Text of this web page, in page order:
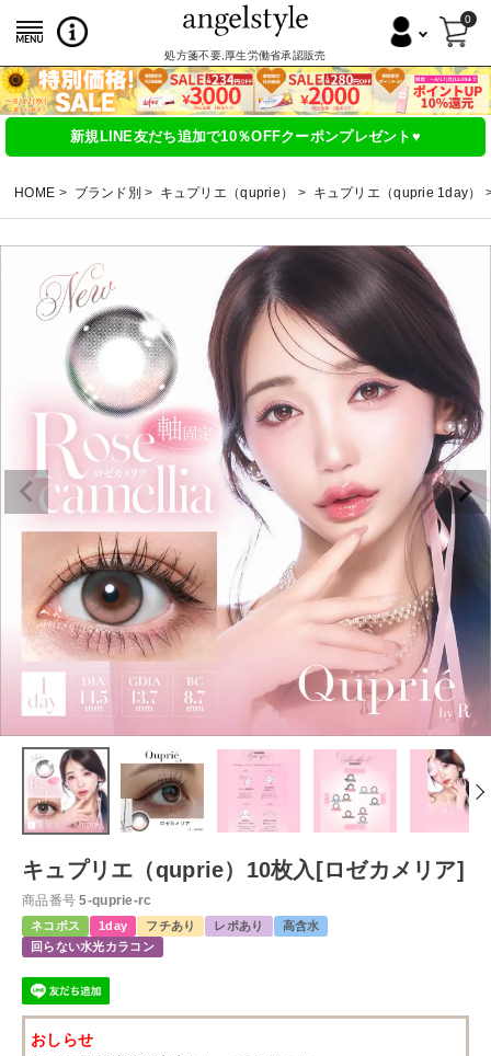
処方箋不要,厚生労働省承認販売
0
新規LINE友だち追加で10％OFFクーポンプレゼント♥
HOME ブランド別 キュプリエ（quprie） キュプリエ（quprie 1day）
キュプリエ（quprie）10枚入[ロゼカメリア]
商品番号 5-quprie-rc
ネコポス 1day フチあり レポあり
高含水
回らない水光カラコン
おしらせ